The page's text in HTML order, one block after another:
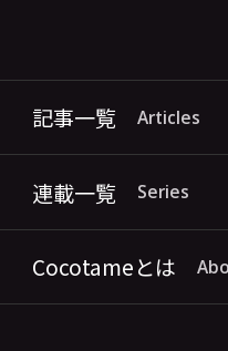
記事一覧 Articles
連載一覧 Series
Cocotameとは